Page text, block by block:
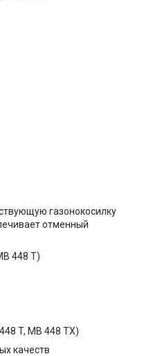
газонокосилку
отменный
448 T)
T, MB 448 TX)
качеств